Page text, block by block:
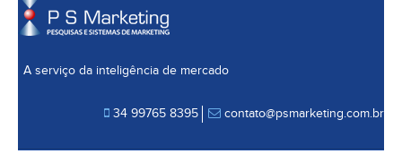
A serviço da inteligência de mercado
34 99765 8395 contato@psmarketing.com.br